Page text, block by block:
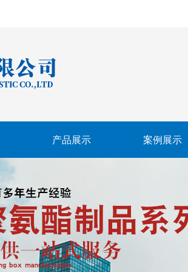
产品展示 案例展示